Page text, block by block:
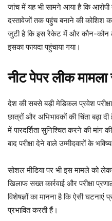
जांच में यह भी सामने आया है कि आरोपी
दस्तावेजों तक पहुंच बनाने की कोशिश
जुटी है कि इस रैकेट में और कौन-कौन
इसका फायदा पहुंचाया गया।
नीट पेपर लीक मामला
देश की सबसे बड़ी मेडिकल प्रवेश
छात्रों और अभिभावकों की चिंता बढ़ा
में पारदर्शिता सुनिश्चित करने की
बाद परीक्षा देने वाले उम्मीदवारों के
सोशल मीडिया पर भी इस मामले को
खिलाफ सख्त कार्रवाई और परीक्षा
विशेषज्ञों का मानना है कि ऐसी घटनाएं
प्रभावित करती हैं।